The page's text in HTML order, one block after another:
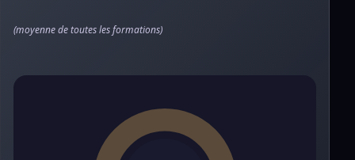
(moyenne de toutes les formations)